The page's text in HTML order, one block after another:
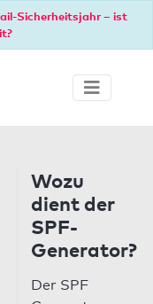
Sicherheitsjahr – ist
Wozu
dient der
SPF-
Generator?
Der SPF